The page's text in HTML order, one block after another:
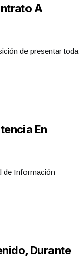
A
de presentar toda
En
de Información
Durante